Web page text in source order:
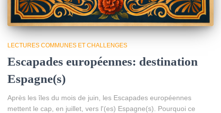
LECTURES COMMUNES ET CHALLENGES
Escapades européennes: destination
Espagne(s)
Après les îles du mois de juin, les Escapades européennes
mettent le cap, en juillet, vers l'(es) Espagne(s). Pourquoi ce